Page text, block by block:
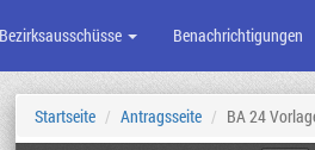
Bezirksausschüsse Benachrichtigungen
Startseite Antragsseite BA 24